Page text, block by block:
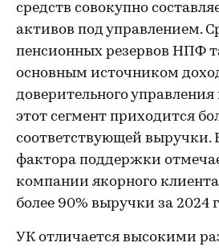
средств совокупно
активов под управлением.
пенсионных резервов НПФ
основным источником
доверительного
этот сегмент приходится
соответствующей выручки.
фактора поддержки
компании якорного
более 90% выручки за 2024
УК отличается высокими